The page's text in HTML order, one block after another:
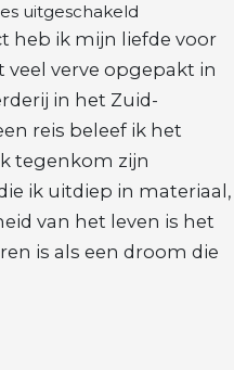
uitgeschakeld
Jeanne
Dekkers
heb ik mijn liefde voor
verve opgepakt in
in het Zuid-
reis beleef ik het
tegenkom zijn
ik uitdiep in materiaal,
van het leven is het
is als een droom die